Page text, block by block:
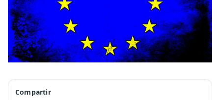
Compartir